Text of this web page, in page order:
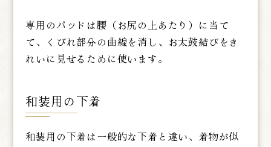
専用のパッドは腰（お尻の上あたり）に当て
て、くびれ部分の曲線を消し、お太鼓結びをき
れいに見せるために使います。
和装用の下着
和装用の下着は一般的な下着と違い、着物が似